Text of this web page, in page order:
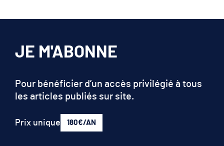
JE M'ABONNE
Pour bénéficier d’un accès privilégié à tous
les articles publiés sur site.
Prix unique 180€/AN